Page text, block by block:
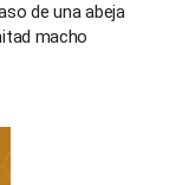
de una abeja
macho